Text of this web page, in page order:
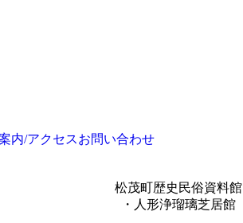
内/アクセスお問い合わせ
松茂町歴史民俗資料館
・人形浄瑠璃芝居館